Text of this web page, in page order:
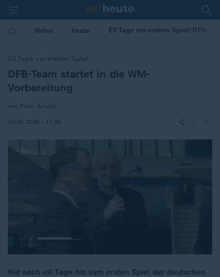
Video heute Elf Tage vor erstem Spiel: DFB-
Elf Tage vor erstem Spiel
:DFB-Team startet in die WM-
Vorbereitung
von Peter Arnold
03.06.2026 | 17:00
Nur noch elf Tage bis zum ersten Spiel der deutschen